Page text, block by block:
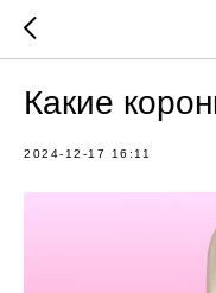
Какие
2024-12-17 16:11